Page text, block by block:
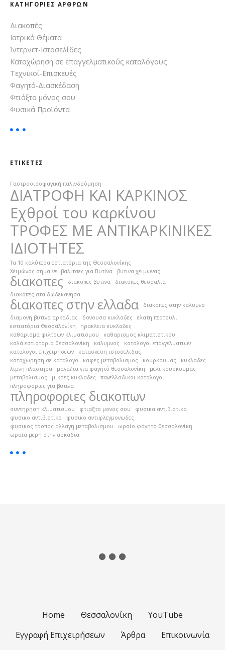
η
ά
ρ
θ
ρ
ω
ν
η
η
γ
ι
α
:
ΚΑΤΗΓΟΡΊΕΣ ΆΡΘΡΩΝ
Διακοπές
Ιατρικά Θέματα
Ίντερνετ-Ιστοσελίδες
Καταχώρηση σε επαγγελματικούς καταλόγους
Τεχνικοί-Επισκευές
Φαγητό-Διασκέδαση
Φτιάξτο μόνος σου
Φυσικά Προϊόντα
ΕΤΙΚΈΤΕΣ
Γαστροοισοφαγική παλινδρόμηση
ΔΙΑΤΡΟΦΗ ΚΑΙ ΚΑΡΚΙΝΟΣ
Εχθροί του καρκίνου
ΤΡΟΦΕΣ ΜΕ ΑΝΤΙΚΑΡΚΙΝΙΚΕΣ
ΙΔΙΟΤΗΤΕΣ
Τα 10 καλύτερα εστιατόρια της Θεσσαλονίκης
Χειμώνας σημαίνει βαλίτσες για Βυτίνα
βυτινα χειμωνας
διακοπες διακοπες βυτινα
διακοπες θεσσαλια
διακοπες στα δωδεκανησα
διακοπες στην ελλαδα
διακοπες στην καλυμνο
διαμονη βυτινα αρκαδιας
δονουσα κυκλαδες
ελατη περτουλι
εστιατόρια Θεσσαλονίκη
ηρακλεια κυκλαδες
καθαρισμα φιλτρων κλιματισμου
καθαρισμος κλιματιστικου
καλά εστιατόρια θεσσαλονίκη
καλυμνος
καταλογοι επαγγελματιων
καταλογοι επιχειρησεων
κατασκευη ιστοσελιδας
καταχωρηση σε καταλογο
καφες μεταβολισμος κουρκουμας
κυκλαδες
λιμνη πλαστηρα
μαγαζια για φαγητό θεσσαλονίκη
μελι κουρκουμας
μεταβολισμος
μικρες κυκλαδες
πανελλαδικοι καταλογοι
πληροφοριες για βυτινα
πληροφοριες διακοπων
συντηρηση κλιματισμου φτιαξτο μονος σου
φυσικα αντιβιοτικα
φυσικο αντιβιοτικο
φυσικο αντιφλεγμονωδες
φυσικος τροπος αλλαγη μεταβολισμου
ωραίο φαγητό θεσσαλονίκη
ωραια μερη στην αρκαδια
Home Θεσσαλονίκη
YouTube
Εγγραφή Επιχειρήσεων
Άρθρα Επικοινωνία